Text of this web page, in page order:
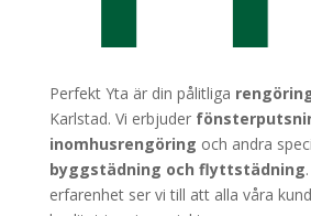
Perfekt Yta är din pålitliga
Karlstad. Vi erbjuder
inomhusrengöring och andra
byggstädning och flyttstädning
erfarenhet ser vi till att alla våra